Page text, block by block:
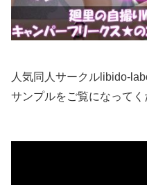
人気同人サークルlibido-
サンプルをご覧になってく